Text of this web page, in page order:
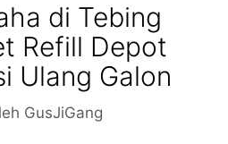
di Tebing
Refill Depot
Ulang Galon
GusJiGang